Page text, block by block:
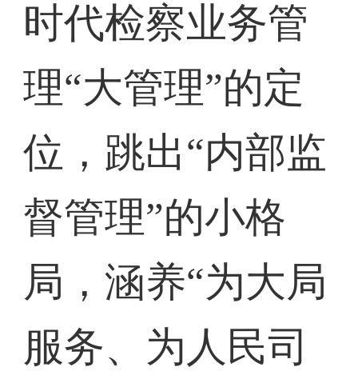
时代检察业务管
理“大管理”的定
位，跳出“内部监
督管理”的小格
局，涵养“为大局
服务、为人民司